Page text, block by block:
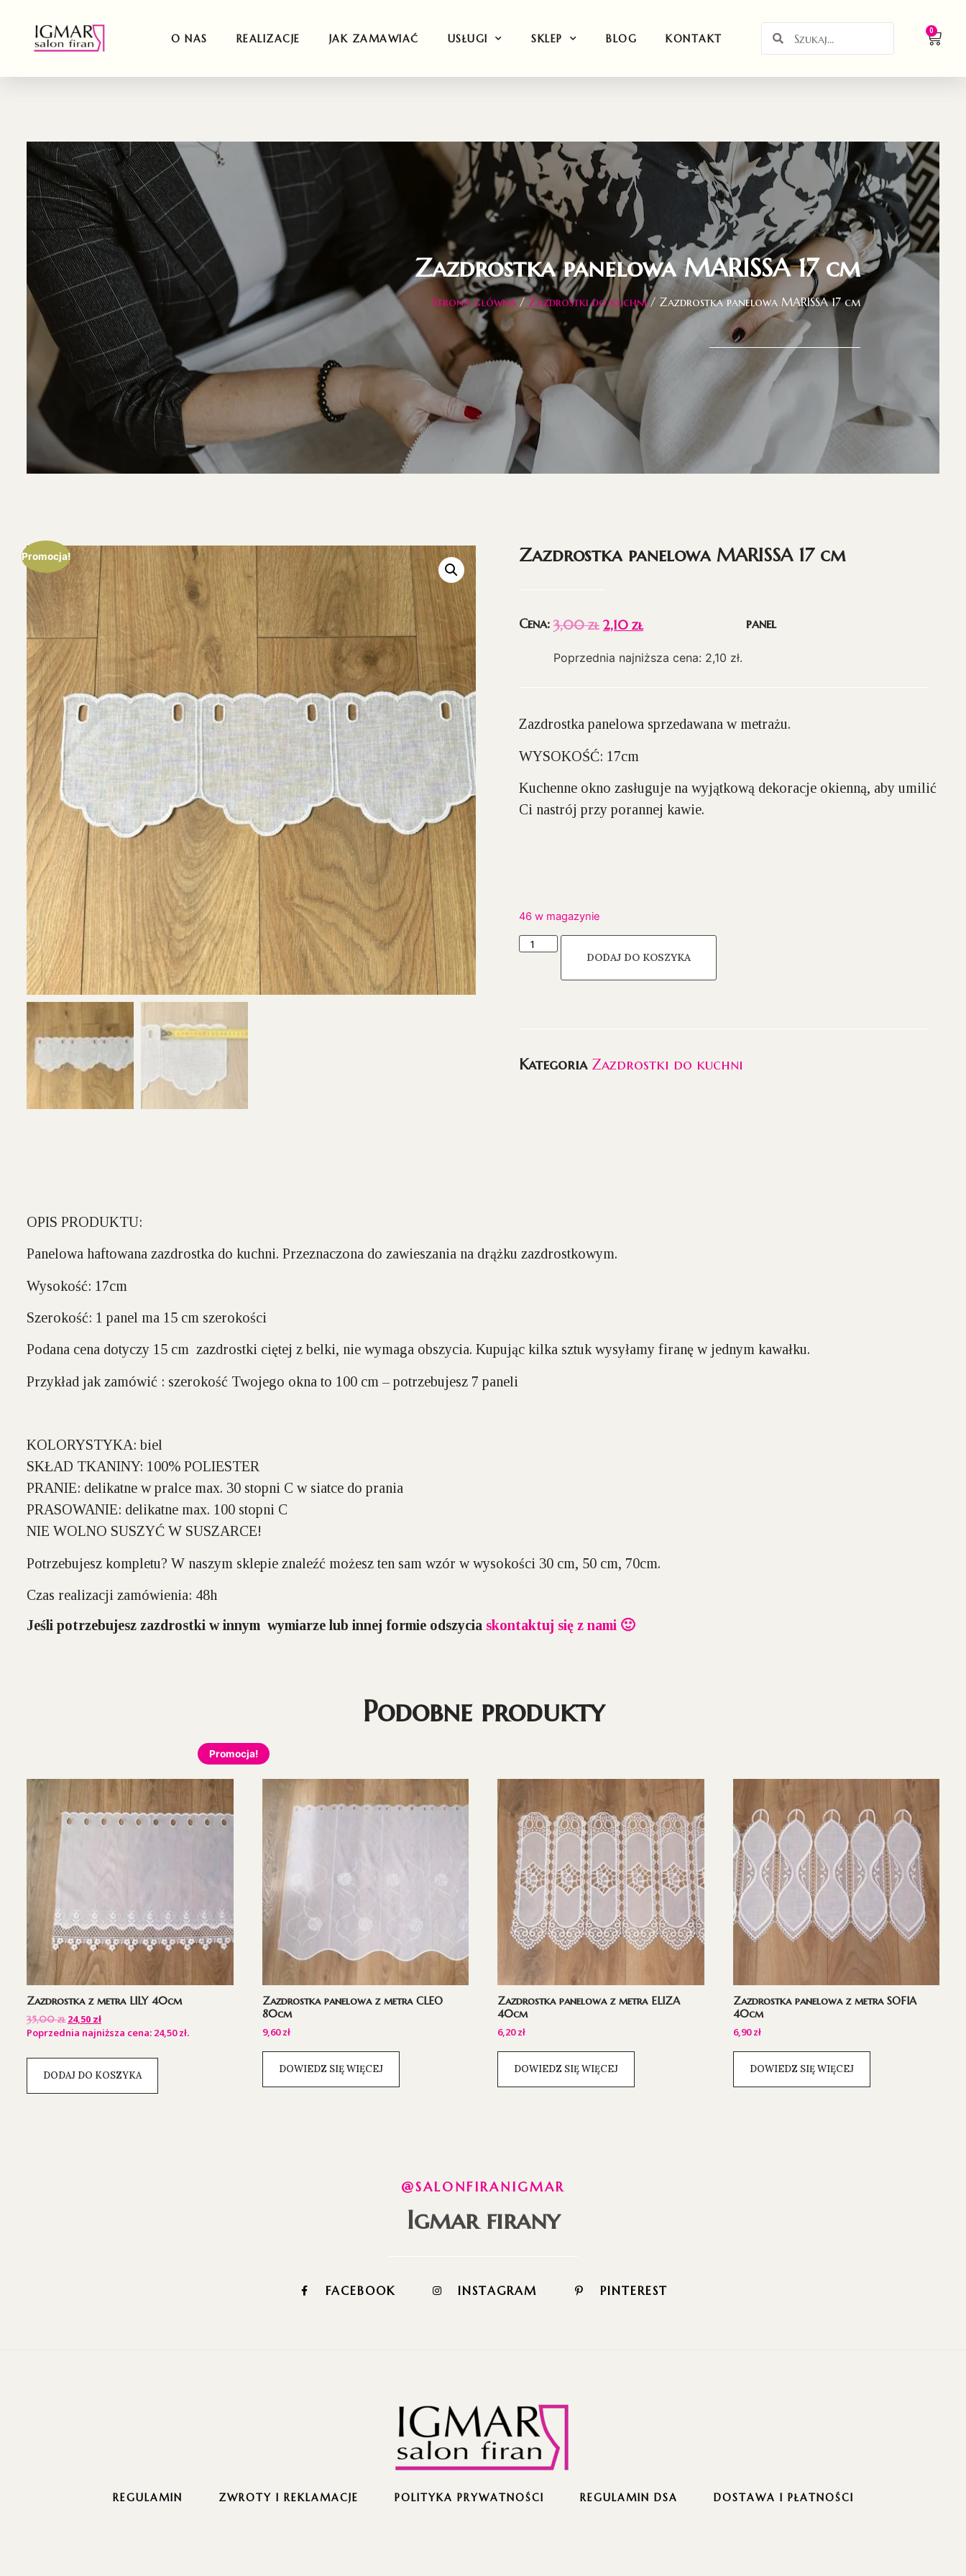
O NAS REALIZACJE JAK ZAMAWIAĆ USŁUGI SKLEP BLOG KONTAKT
0
Zazdrostka panelowa MARISSA 17 cm
Strona główna/Zazdrostki do kuchni/ Zazdrostka panelowa MARISSA 17 cm
Promocja! Zazdrostka panelowa MARISSA 17 cm
Cena: 3,00zł 2,10 zł
Poprzednia najniższa cena: 2,10 zł.
panel
Zazdrostka panelowa sprzedawana w metrażu.
WYSOKOŚĆ: 17cm
Kuchenne okno zasługuje na wyjątkową dekoracje okienną, aby umilić
Ci nastrój przy porannej kawie.
46 w magazynie
DODAJ DO KOSZYKA
Kategoria Zazdrostki do kuchni
OPIS PRODUKTU:
Panelowa haftowana zazdrostka do kuchni. Przeznaczona do zawieszania na drążku zazdrostkowym.
Wysokość: 17cm
Szerokość: 1 panel ma 15 cm szerokości
Podana cena dotyczy 15 cm zazdrostki ciętej z belki, nie wymaga obszycia. Kupując kilka sztuk wysyłamy firanę w jednym kawałku.
Przykład jak zamówić : szerokość Twojego okna to 100 cm – potrzebujesz 7 paneli
KOLORYSTYKA: biel
SKŁAD TKANINY: 100% POLIESTER
PRANIE: delikatne w pralce max. 30 stopni C w siatce do prania
PRASOWANIE: delikatne max. 100 stopni C
NIE WOLNO SUSZYĆ W SUSZARCE!
Potrzebujesz kompletu? W naszym sklepie znaleźć możesz ten sam wzór w wysokości 30 cm, 50 cm, 70cm.
Czas realizacji zamówienia: 48h
Jeśli potrzebujesz zazdrostki w innym wymiarze lub innej formie odszycia skontaktuj się z nami 🙂
Podobne produkty
Promocja!
Zazdrostka z metra LILY 40cm
35,00zł 24,50 zł
Poprzednia najniższa cena: 24,50zł.
DODAJ DO KOSZYKA
Zazdrostka panelowa z metra CLEO
80cm
9,60zł
DOWIEDZ SIĘ WIĘCEJ
Zazdrostka panelowa z metra ELIZA
40cm
6,20zł
DOWIEDZ SIĘ WIĘCEJ
Zazdrostka panelowa z metra SOFIA
40cm
6,90zł
DOWIEDZ SIĘ WIĘCEJ
@SALONFIRANIGMAR
Igmar firany
FACEBOOK INSTAGRAM PINTEREST
REGULAMIN ZWROTY I REKLAMACJE POLITYKA PRYWATNOŚCI REGULAMIN DSA DOSTAWA I PŁATNOŚCI